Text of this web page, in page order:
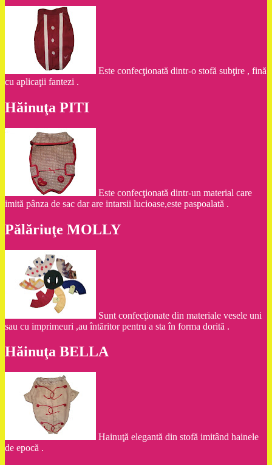
Este confecţionată dintr-o stofă subţire , fină
cu aplicaţii fantezi .
Hăinuţa PITI
Este confecţionată dintr-un material care
imită pânza de sac dar are intarsii lucioase,este paspoalată .
Pălăriuţe MOLLY
Sunt confecţionate din materiale vesele uni
sau cu imprimeuri ,au întăritor pentru a sta în forma dorită .
Hăinuţa BELLA
Hainuţă elegantă din stofă imitând hainele
de epocă .